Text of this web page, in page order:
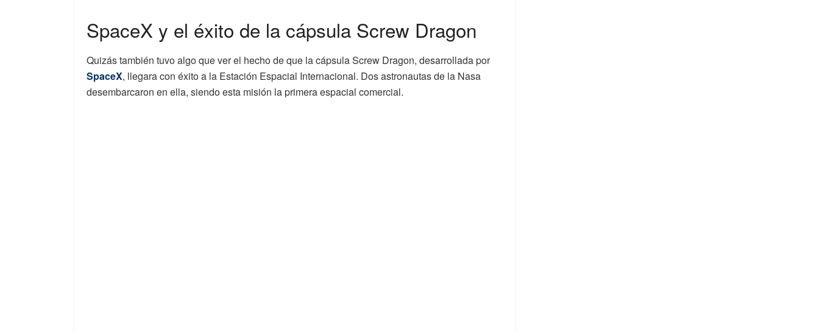
SpaceX y el éxito de la cápsula Screw Dragon
Quizás también tuvo algo que ver el hecho de que la cápsula Screw Dragon, desarrollada por
SpaceX, llegara con éxito a la Estación Espacial Internacional. Dos astronautas de la Nasa
desembarcaron en ella, siendo esta misión la primera espacial comercial.